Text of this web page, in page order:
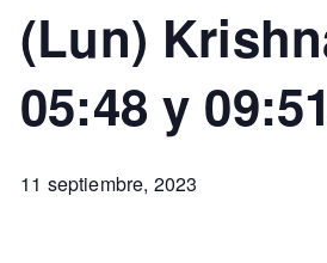
(Lun)
05:48 y
11 septiembre, 2023